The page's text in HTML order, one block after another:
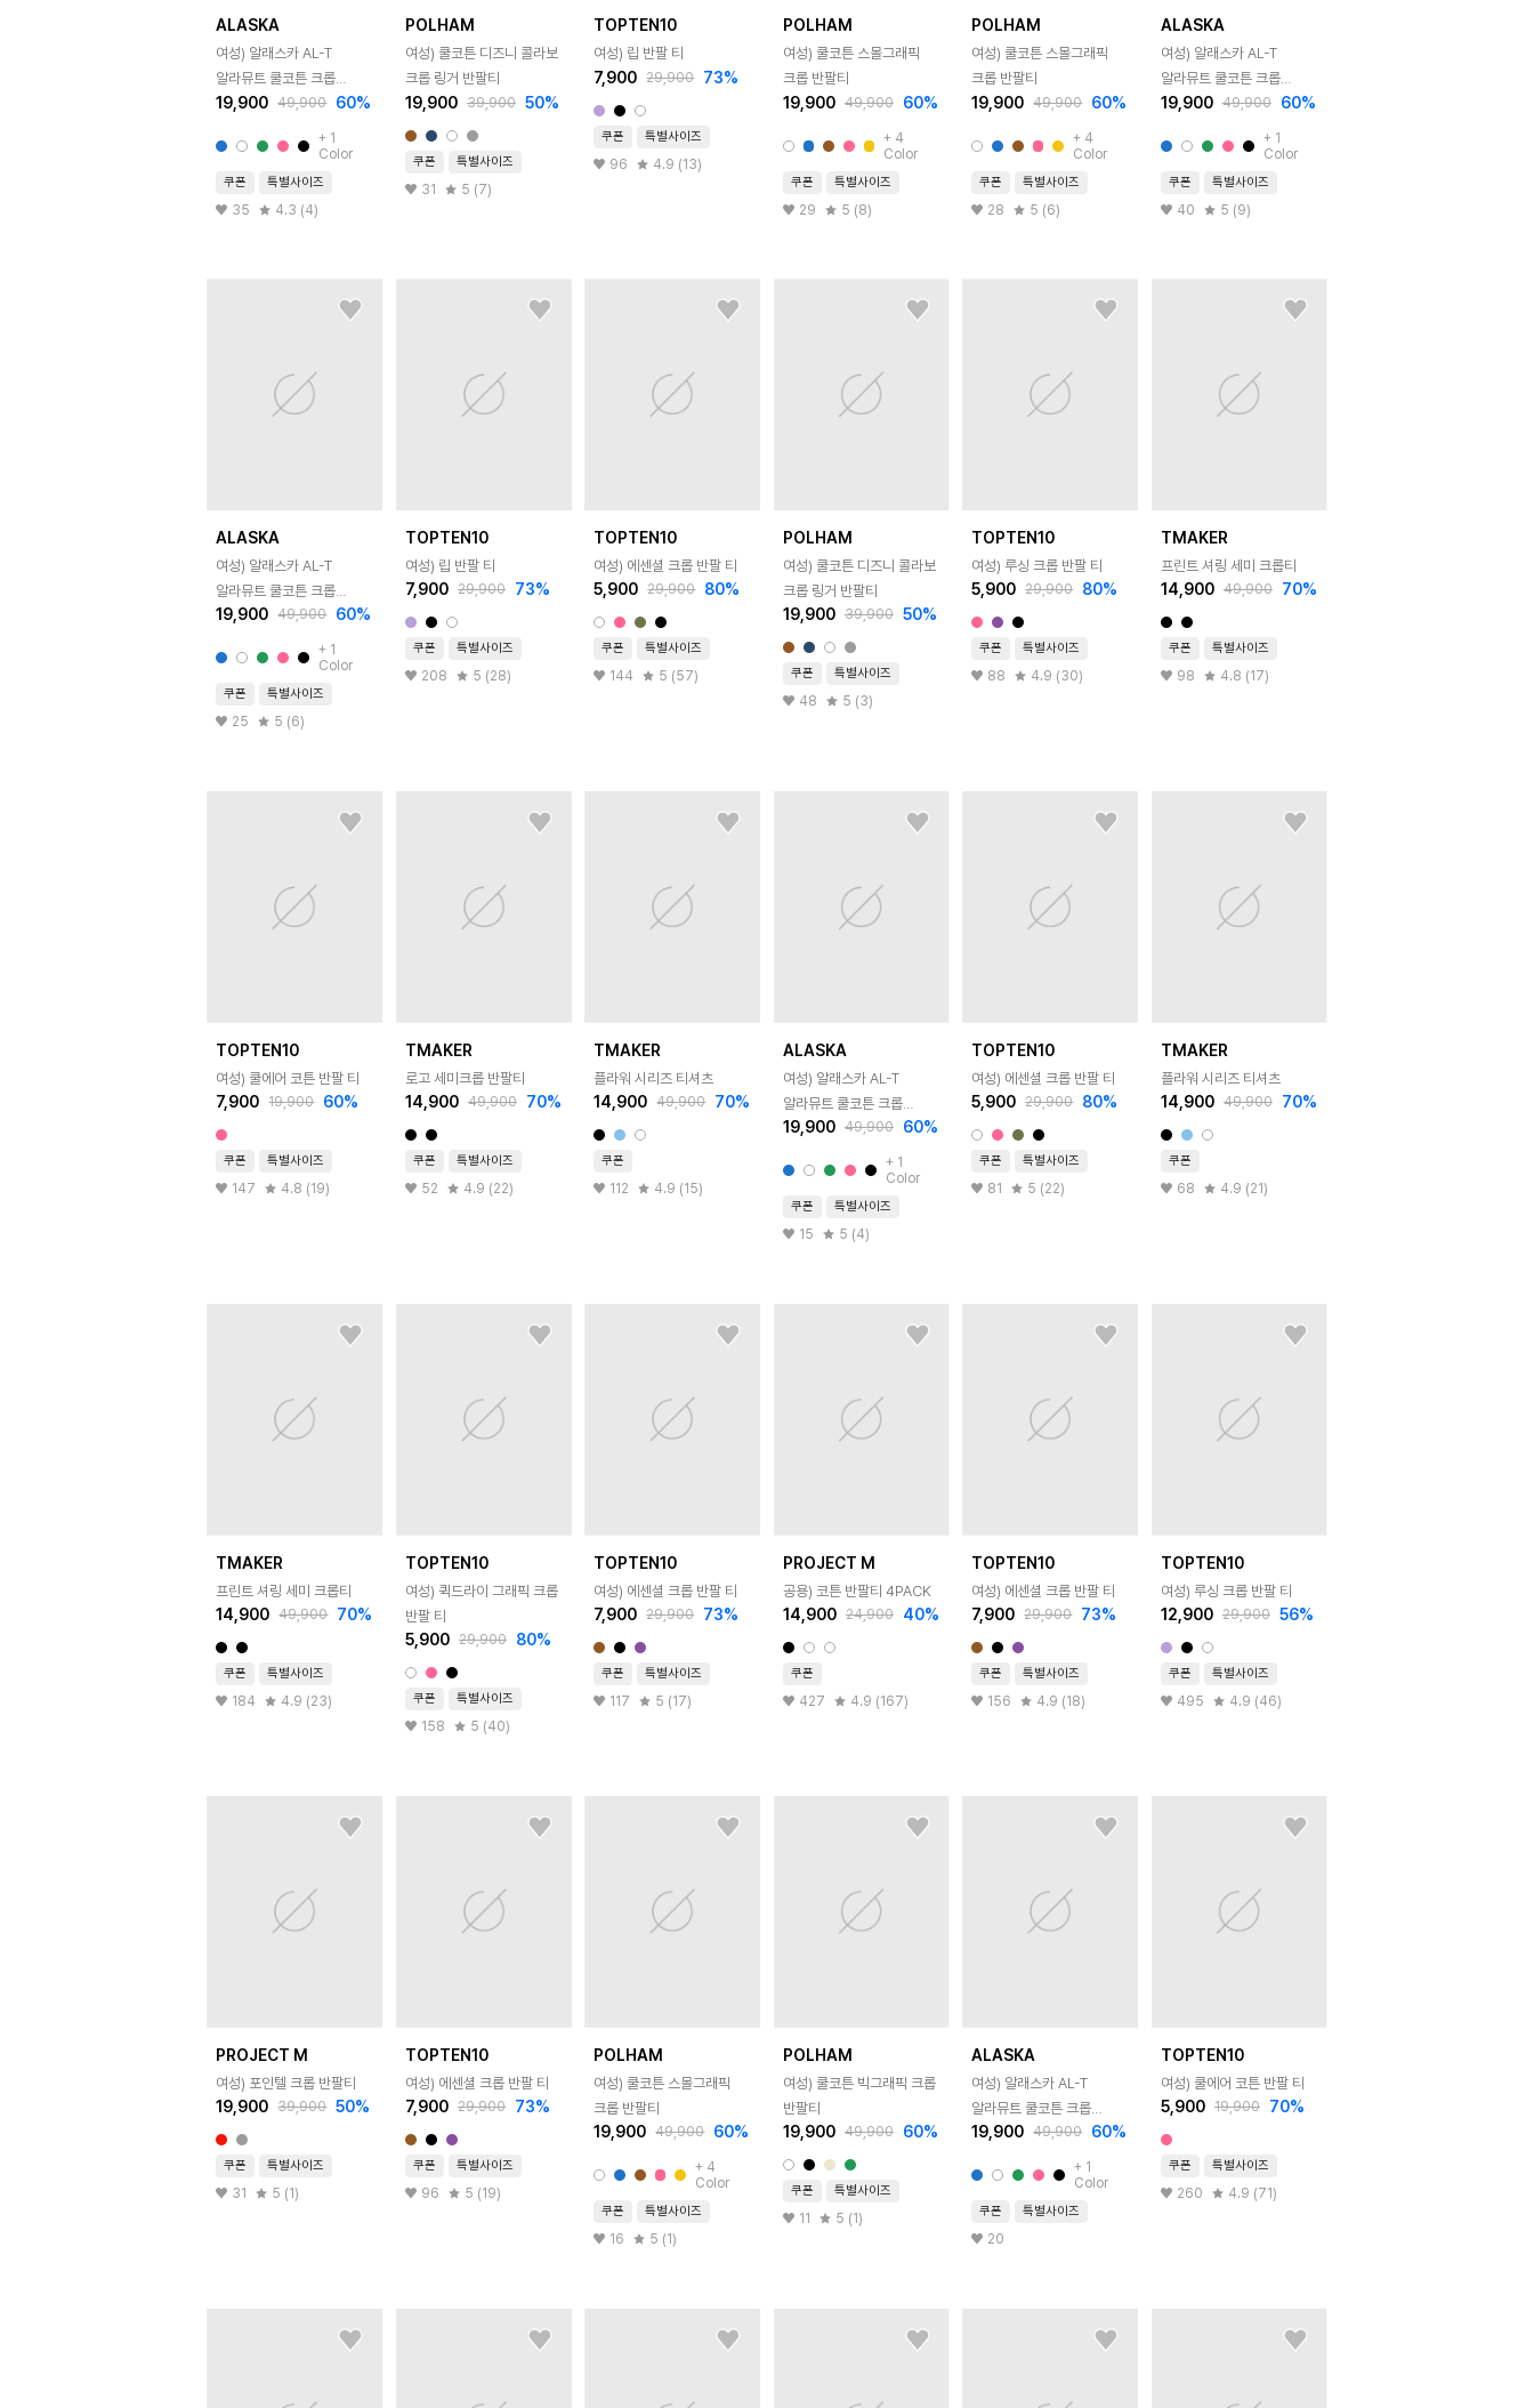
ALASKA
여성) 알래스카 AL-T
알라뮤트 쿨코튼 크롭
반팔티
19,900 49,900 60%
+ 1
Color
쿠폰 특별사이즈
35 4.3 (4)
POLHAM
여성) 쿨코튼 디즈니 콜라보
크롭 링거 반팔티
19,900 39,900 50%
쿠폰 특별사이즈
31 5 (7)
TOPTEN10
여성) 립 반팔 티
7,900 29,900 73%
쿠폰 특별사이즈
96 4.9 (13)
POLHAM
여성) 쿨코튼 스몰그래픽
크롭 반팔티
19,900 49,900 60%
+ 4
Color
쿠폰 특별사이즈
29 5 (8)
POLHAM
여성) 쿨코튼 스몰그래픽
크롭 반팔티
19,900 49,900 60%
+ 4
Color
쿠폰 특별사이즈
28 5 (6)
ALASKA
여성) 알래스카 AL-T
알라뮤트 쿨코튼 크롭
반팔티
19,900 49,900 60%
+ 1
Color
쿠폰 특별사이즈
40 5 (9)
ALASKA
여성) 알래스카 AL-T
알라뮤트 쿨코튼 크롭
반팔티
19,900 49,900 60%
+ 1
Color
쿠폰 특별사이즈
25 5 (6)
TOPTEN10
여성) 립 반팔 티
7,900 29,900 73%
쿠폰 특별사이즈
208 5 (28)
TOPTEN10
여성) 에센셜 크롭 반팔 티
5,900 29,900 80%
쿠폰 특별사이즈
144 5 (57)
POLHAM
여성) 쿨코튼 디즈니 콜라보
크롭 링거 반팔티
19,900 39,900 50%
쿠폰 특별사이즈
48 5 (3)
TOPTEN10
여성) 루싱 크롭 반팔 티
5,900 29,900 80%
쿠폰 특별사이즈
88 4.9 (30)
TMAKER
프린트 셔링 세미 크롭티
14,900 49,900 70%
쿠폰 특별사이즈
98 4.8 (17)
TOPTEN10
여성) 쿨에어 코튼 반팔 티
7,900 19,900 60%
쿠폰 특별사이즈
147 4.8 (19)
TMAKER
로고 세미크롭 반팔티
14,900 49,900 70%
쿠폰 특별사이즈
52 4.9 (22)
TMAKER
플라워 시리즈 티셔츠
14,900 49,900 70%
쿠폰
112 4.9 (15)
ALASKA
여성) 알래스카 AL-T
알라뮤트 쿨코튼 크롭
반팔티
19,900 49,900 60%
+ 1
Color
쿠폰 특별사이즈
15 5 (4)
TOPTEN10
여성) 에센셜 크롭 반팔 티
5,900 29,900 80%
쿠폰 특별사이즈
81 5 (22)
TMAKER
플라워 시리즈 티셔츠
14,900 49,900 70%
쿠폰
68 4.9 (21)
TMAKER
프린트 셔링 세미 크롭티
14,900 49,900 70%
쿠폰 특별사이즈
184 4.9 (23)
TOPTEN10
여성) 퀵드라이 그래픽 크롭
반팔 티
5,900 29,900 80%
쿠폰 특별사이즈
158 5 (40)
TOPTEN10
여성) 에센셜 크롭 반팔 티
7,900 29,900 73%
쿠폰 특별사이즈
117 5 (17)
PROJECT M
공용) 코튼 반팔티 4PACK
14,900 24,900 40%
쿠폰
427 4.9 (167)
TOPTEN10
여성) 에센셜 크롭 반팔 티
7,900 29,900 73%
쿠폰 특별사이즈
156 4.9 (18)
TOPTEN10
여성) 루싱 크롭 반팔 티
12,900 29,900 56%
쿠폰 특별사이즈
495 4.9 (46)
PROJECT M
여성) 포인텔 크롭 반팔티
19,900 39,900 50%
쿠폰 특별사이즈
31 5 (1)
TOPTEN10
여성) 에센셜 크롭 반팔 티
7,900 29,900 73%
쿠폰 특별사이즈
96 5 (19)
POLHAM
여성) 쿨코튼 스몰그래픽
크롭 반팔티
19,900 49,900 60%
+ 4
Color
쿠폰 특별사이즈
16 5 (1)
POLHAM
여성) 쿨코튼 빅그래픽 크롭
반팔티
19,900 49,900 60%
쿠폰 특별사이즈
11 5 (1)
ALASKA
여성) 알래스카 AL-T
알라뮤트 쿨코튼 크롭
반팔티
19,900 49,900 60%
+ 1
Color
쿠폰 특별사이즈
20
TOPTEN10
여성) 쿨에어 코튼 반팔 티
5,900 19,900 70%
쿠폰 특별사이즈
260 4.9 (71)